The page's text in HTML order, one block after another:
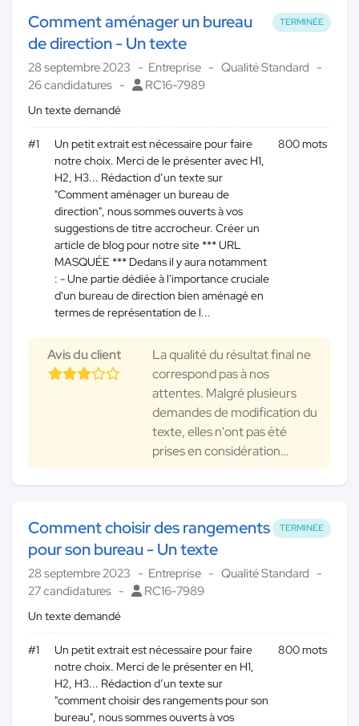
TERMINÉE
Comment aménager un bureau
de direction - Un texte
28 septembre 2023 Entreprise
Qualité Standard
26 candidatures
RC16-7989
Un texte demandé
#1
Un petit extrait est nécessaire pour faire
notre choix. Merci de le présenter avec H1,
H2, H3... Rédaction d’un texte sur
"Comment aménager un bureau de
direction", nous sommes ouverts à vos
suggestions de titre accrocheur. Créer un
article de blog pour notre site *** URL
MASQUÉE *** Dedans il y aura notamment
: - Une partie dédiée à l'importance cruciale
d'un bureau de direction bien aménagé en
termes de représentation de l...
800 mots
Avis du client
La qualité du résultat final ne
correspond pas à nos
attentes. Malgré plusieurs
demandes de modification du
texte, elles n'ont pas été
prises en considération…
TERMINÉE
Comment choisir des rangements
pour son bureau - Un texte
28 septembre 2023 Entreprise
Qualité Standard
27 candidatures
RC16-7989
Un texte demandé
#1
Un petit extrait est nécessaire pour faire
notre choix. Merci de le présenter en H1,
H2, H3... Rédaction d’un texte sur
"comment choisir des rangements pour son
bureau", nous sommes ouverts à vos
800 mots